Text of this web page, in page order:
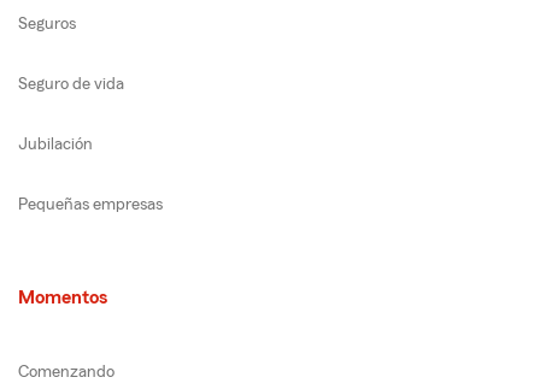
Seguros
Seguro de vida
Jubilación
Pequeñas empresas
Momentos
Comenzando